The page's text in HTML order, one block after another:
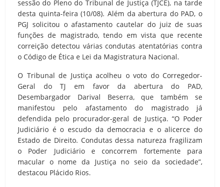
sessão do Pleno do Tribunal de Justiça (TJCE), na tarde
desta quinta-feira (10/08). Além da abertura do PAD, o
PGJ solicitou o afastamento cautelar do juiz de suas
funções de magistrado, tendo em vista que recente
correição detectou várias condutas atentatórias contra
o Código de Ética e Lei da Magistratura Nacional.
O Tribunal de Justiça acolheu o voto do Corregedor-
Geral do TJ em favor da abertura do PAD,
Desembargador Darival Beserra, que também se
manifestou pelo afastamento do magistrado já
defendida pelo procurador-geral de Justiça. “O Poder
Judiciário é o escudo da democracia e o alicerce do
Estado de Direito. Condutas dessa natureza fragilizam
o Poder Judiciário e concorrem fortemente para
macular o nome da Justiça no seio da sociedade”,
destacou Plácido Rios.